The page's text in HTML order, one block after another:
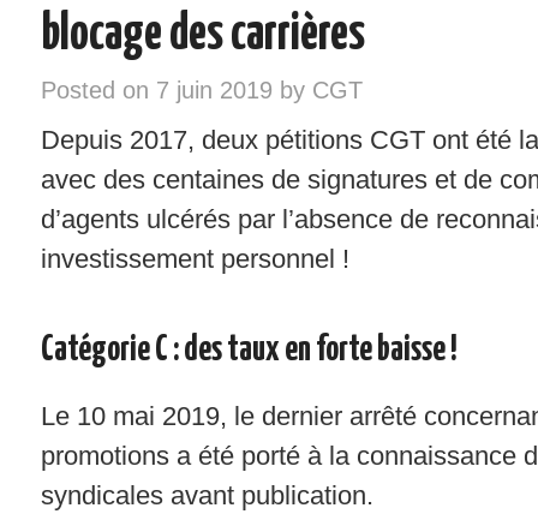
NOTRE SYNDICAT
SYNDIQUEZ-VOUS !
blocage des carrières
Posted on 7 juin 2019 by CGT
Depuis 2017, deux pétitions CGT ont été
avec des centaines de signatures et de
d’agents ulcérés par l’absence de
investissement personnel !
Catégorie C : des taux en forte baisse !
Le 10 mai 2019, le dernier arrêté
promotions a été porté à la connaissance
syndicales avant publication.